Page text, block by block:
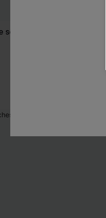
Bikini à